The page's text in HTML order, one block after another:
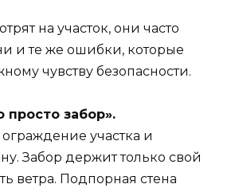
на участок, они часто
и те же ошибки, которые
чувству безопасности.
просто забор».
участка и
Забор держит только свой
ветра. Подпорная стена